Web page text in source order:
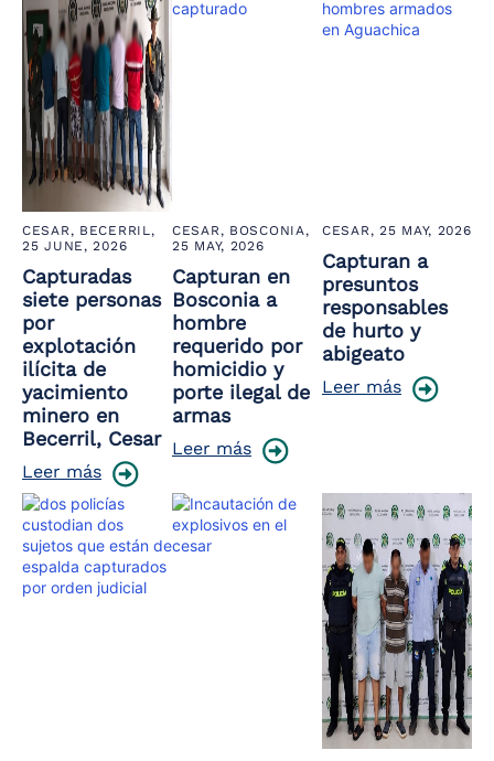
CESAR, BECERRIL,
25 JUNE, 2026
Capturadas
siete personas
por
explotación
ilícita de
yacimiento
minero en
Becerril, Cesar
Leer más
CESAR, BOSCONIA,
25 MAY, 2026
Capturan en
Bosconia a
hombre
requerido por
homicidio y
porte ilegal de
armas
Leer más
CESAR,25 MAY, 2026
Capturan a
presuntos
responsables
de hurto y
abigeato
Leer más